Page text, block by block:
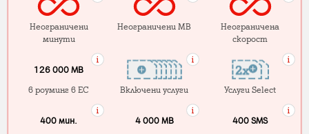
Неограничени
минути
Неограничени MB
Неограничена
скорост
126 000 MB
в роуминг в ЕС
Включени услуги Услуги Select
400 мин.
4 000 МB
400 SMS